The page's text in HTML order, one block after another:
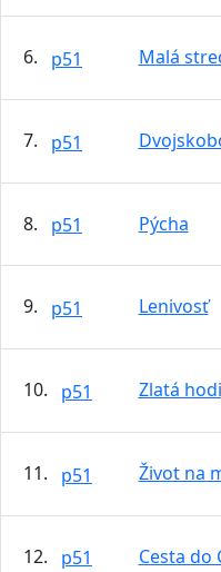
6. p51
7. p51
8. p51 Pýcha
9. p51 Lenivosť
10. p51
11. p51
12. p51 Cesta do